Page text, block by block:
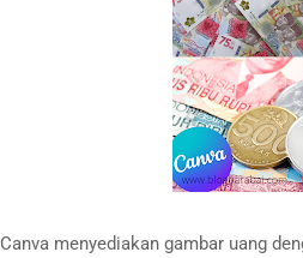
Canva menyediakan gambar uang